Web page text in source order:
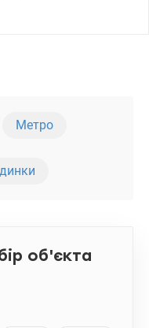
т.044 200 10
Метро
об'єкта